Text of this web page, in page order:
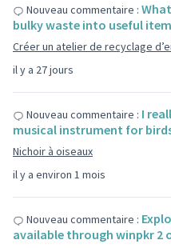
il y a 27 jours
Nouveau commentaire :
bulky waste into useful
Créer un atelier de recyclage
il y a environ 1 mois
Nouveau commentaire : I
musical instrument for
Nichoir à oiseaux
Nouveau commentaire :
available through winpkr 2